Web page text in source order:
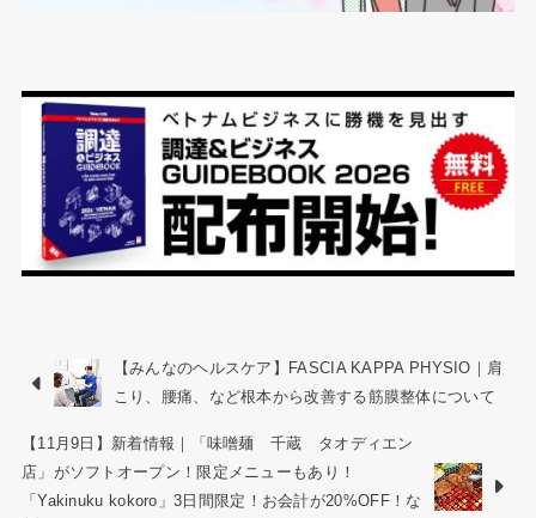
【みんなのヘルスケア】FASCIA KAPPA PHYSIO｜肩
こり、腰痛、など根本から改善する筋膜整体について
【11月9日】新着情報｜「味噌麺 千蔵 タオディエン
店」がソフトオープン！限定メニューもあり！
「Yakinuku kokoro」3日間限定！お会計が20%OFF！な